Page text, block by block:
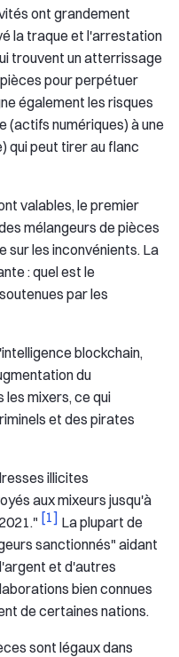
ont grandement
la traque et l'arrestation
trouvent un atterrissage
pour perpétuer
également les risques
(actifs numériques) à une
qui peut tirer au flanc
valables, le premier
mélangeurs de pièces
sur les inconvénients. La
: quel est le
par les
blockchain,
du
les mixers, ce qui
et des pirates
illicites
aux mixeurs jusqu'à
[1] La plupart de
sanctionnés" aidant
et d'autres
bien connues
de certaines nations.
sont légaux dans